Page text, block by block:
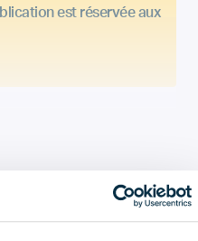
est réservée aux